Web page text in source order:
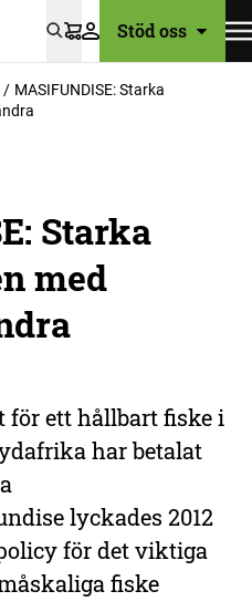
VarukorgStöd oss
MASIFUNDISE: Starka
Starka
med
för ett hållbart fiske i
har betalat
lyckades 2012
för det viktiga
fiske